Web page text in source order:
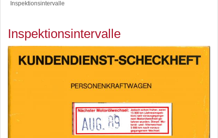
Inspektionsintervalle
Inspektionsintervalle